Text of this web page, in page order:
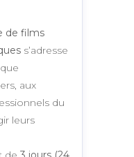
de films
s’adresse
aux
du
leurs